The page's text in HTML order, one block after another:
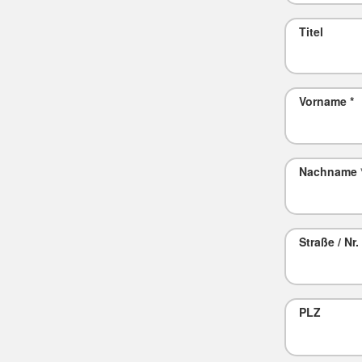
Titel
Vorname*
Nachname
Straße / Nr.
PLZ